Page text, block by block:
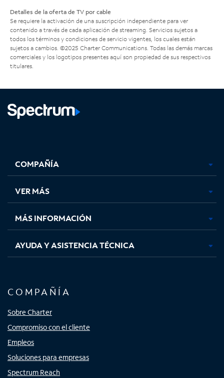
Detalles de la oferta de TV por cable
Se requiere la activación de una suscripción independiente para ver
contenido a través de cada aplicación de streaming. Servicios sujetos a
todos los términos y condiciones de servicio vigentes, los cuales están
sujetos a cambios. ©2025 Charter Communications. Todas las demás marcas
comerciales y los logotipos presentes aquí son propiedad de sus respectivos
titulares.
abre
en
pestaña
nueva
abre
en
pestaña
nueva
abre
en
pestaña
nueva
en
nueva
COMPAÑÍA
VER MÁS
MÁS INFORMACIÓN
AYUDA Y ASISTENCIA TÉCNICA
COMPAÑÍA
Sobre Charter
Compromiso con el cliente
Empleos
Soluciones para empresas
Spectrum Reach